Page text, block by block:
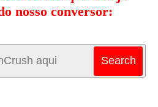
nosso conversor: